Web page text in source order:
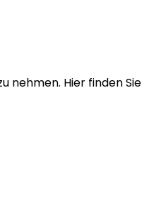
nehmen. Hier finden Sie